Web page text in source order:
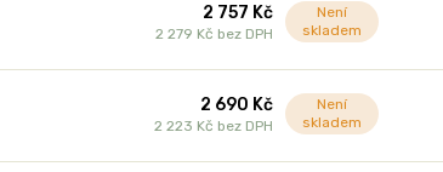
2 757 Kč
2 279 Kč bez DPH
Není
skladem
2 690 Kč
2 223 Kč bez DPH
Není
skladem